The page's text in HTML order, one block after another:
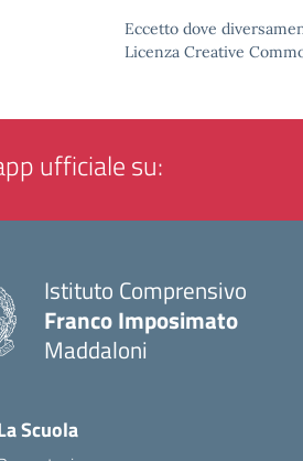
Eccetto dove
Licenza Creative
ufficiale su:
Istituto Comprensivo
Franco Imposimato
Maddaloni
Scuola